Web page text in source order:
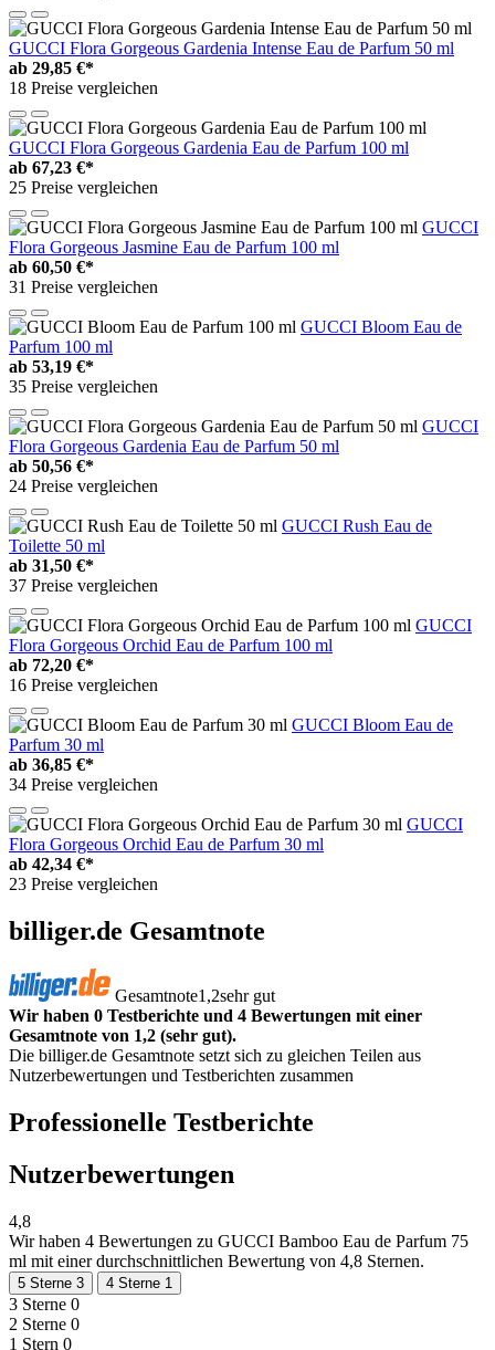
GUCCI Flora Gorgeous Gardenia Intense Eau de Parfum 50 ml
ab 29,85 €*
18 Preise vergleichen
GUCCI Flora Gorgeous Gardenia Eau de Parfum 100 ml
ab 67,23 €*
25 Preise vergleichen
GUCCI
Flora Gorgeous Jasmine Eau de Parfum 100 ml
ab 60,50 €*
31 Preise vergleichen
GUCCI Bloom Eau de
Parfum 100 ml
ab 53,19 €*
35 Preise vergleichen
GUCCI
Flora Gorgeous Gardenia Eau de Parfum 50 ml
ab 50,56 €*
24 Preise vergleichen
GUCCI Rush Eau de
Toilette 50 ml
ab 31,50 €*
37 Preise vergleichen
GUCCI
Flora Gorgeous Orchid Eau de Parfum 100 ml
ab 72,20 €*
16 Preise vergleichen
GUCCI Bloom Eau de
Parfum 30 ml
ab 36,85 €*
34 Preise vergleichen
GUCCI
Flora Gorgeous Orchid Eau de Parfum 30 ml
ab 42,34 €*
23 Preise vergleichen
billiger.de Gesamtnote
Gesamtnote1,2sehr gut
Wir haben 0 Testberichte und 4 Bewertungen mit einer
Gesamtnote von 1,2 (sehr gut).
Die billiger.de Gesamtnote setzt sich zu gleichen Teilen aus
Nutzerbewertungen und Testberichten zusammen
Professionelle Testberichte
Nutzerbewertungen
4,8
Wir haben 4 Bewertungen zu GUCCI Bamboo Eau de Parfum 75
ml mit einer durchschnittlichen Bewertung von 4,8 Sternen.
5 Sterne 3 4 Sterne 1
3 Sterne 0
2 Sterne 0
1 Stern 0